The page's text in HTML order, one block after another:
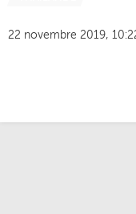
22 novembre 2019,